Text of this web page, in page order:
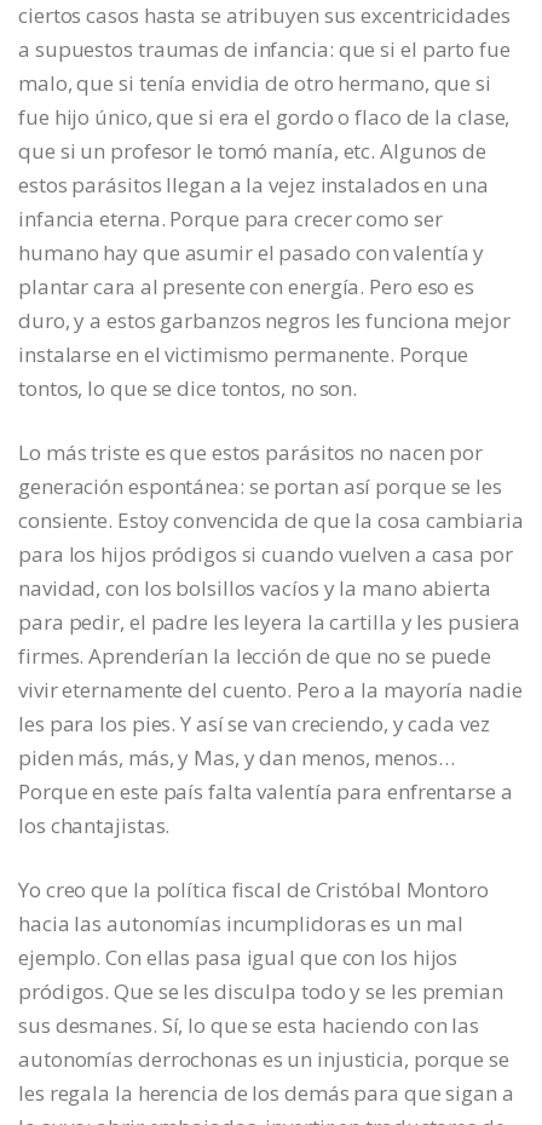
ciertos casos hasta se atribuyen sus excentricidades
a supuestos traumas de infancia: que si el parto fue
malo, que si tenía envidia de otro hermano, que si
fue hijo único, que si era el gordo o flaco de la clase,
que si un profesor le tomó manía, etc. Algunos de
estos parásitos llegan a la vejez instalados en una
infancia eterna. Porque para crecer como ser
humano hay que asumir el pasado con valentía y
plantar cara al presente con energía. Pero eso es
duro, y a estos garbanzos negros les funciona mejor
instalarse en el victimismo permanente. Porque
tontos, lo que se dice tontos, no son.
Lo más triste es que estos parásitos no nacen por
generación espontánea: se portan así porque se les
consiente. Estoy convencida de que la cosa cambiaria
para los hijos pródigos si cuando vuelven a casa por
navidad, con los bolsillos vacíos y la mano abierta
para pedir, el padre les leyera la cartilla y les pusiera
firmes. Aprenderían la lección de que no se puede
vivir eternamente del cuento. Pero a la mayoría nadie
les para los pies. Y así se van creciendo, y cada vez
piden más, más, y Mas, y dan menos, menos…
Porque en este país falta valentía para enfrentarse a
los chantajistas.
Yo creo que la política fiscal de Cristóbal Montoro
hacia las autonomías incumplidoras es un mal
ejemplo. Con ellas pasa igual que con los hijos
pródigos. Que se les disculpa todo y se les premian
sus desmanes. Sí, lo que se esta haciendo con las
autonomías derrochonas es un injusticia, porque se
les regala la herencia de los demás para que sigan a